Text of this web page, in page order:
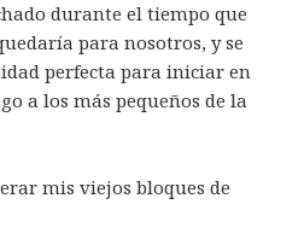
durante el tiempo que
para nosotros, y se
perfecta para iniciar en
a los más pequeños de la
mis viejos bloques de